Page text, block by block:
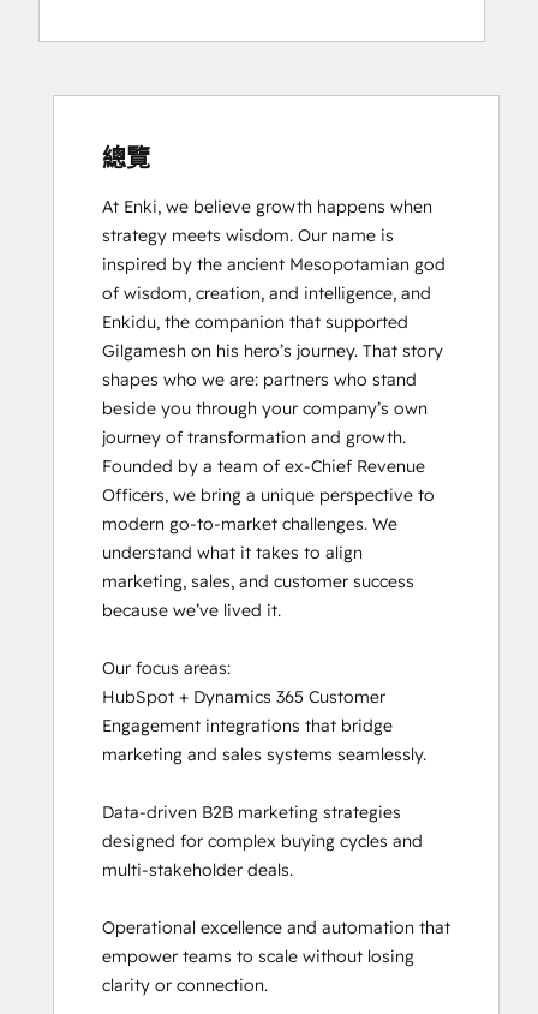
總覽
At Enki, we believe growth happens when
strategy meets wisdom. Our name is
inspired by the ancient Mesopotamian god
of wisdom, creation, and intelligence, and
Enkidu, the companion that supported
Gilgamesh on his hero’s journey. That story
shapes who we are: partners who stand
beside you through your company’s own
journey of transformation and growth.
Founded by a team of ex-Chief Revenue
Officers, we bring a unique perspective to
modern go-to-market challenges. We
understand what it takes to align
marketing, sales, and customer success
because we’ve lived it.
Our focus areas:
HubSpot + Dynamics 365 Customer
Engagement integrations that bridge
marketing and sales systems seamlessly.
Data-driven B2B marketing strategies
designed for complex buying cycles and
multi-stakeholder deals.
Operational excellence and automation that
empower teams to scale without losing
clarity or connection.